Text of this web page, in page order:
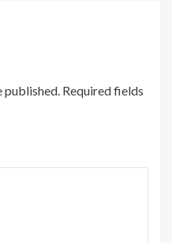
published. Required fields